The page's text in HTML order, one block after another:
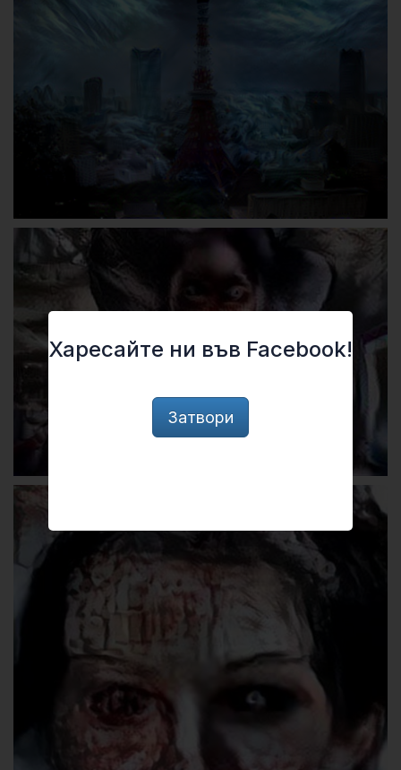
Харесайте ни във Facebook!
Затвори